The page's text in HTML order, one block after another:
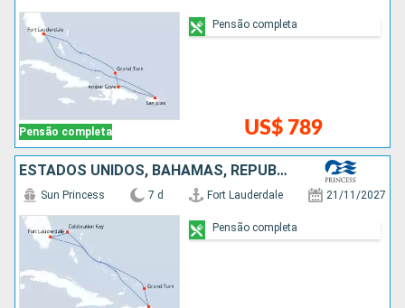
Pensão completa US$ 789
Pensão completa
ESTADOS UNIDOS, BAHAMAS, REPUBLICA DOMINICANA
Sun Princess 7 d Fort Lauderdale 21/11/2027
Pensão completa